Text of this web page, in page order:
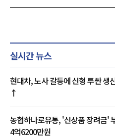
실시간 뉴스
현대차, 노사 갈등에 신형 투싼
↑
농협하나로유통, '신상품 장려금'
4억6200만원